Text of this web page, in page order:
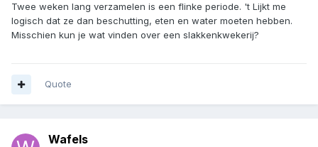
Twee weken lang verzamelen is een flinke periode. 't Lijkt me
logisch dat ze dan beschutting, eten en water moeten hebben.
Misschien kun je wat vinden over een slakkenkwekerij?
Quote
Wafels